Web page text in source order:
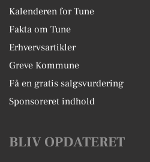
Kalenderen for Tune
Fakta om Tune
Erhvervsartikler
Greve Kommune
Få en gratis salgsvurdering
Sponsoreret indhold
BLIV OPDATERET